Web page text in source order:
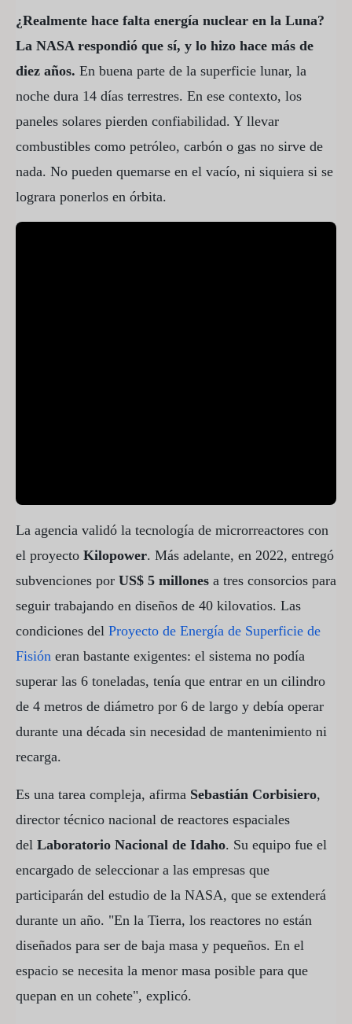
¿Realmente hace falta energía nuclear en la Luna?
La NASA respondió que sí, y lo hizo hace más de
diez años. En buena parte de la superficie lunar, la
noche dura 14 días terrestres. En ese contexto, los
paneles solares pierden confiabilidad. Y llevar
combustibles como petróleo, carbón o gas no sirve de
nada. No pueden quemarse en el vacío, ni siquiera si se
lograra ponerlos en órbita.
La agencia validó la tecnología de microrreactores con
el proyecto Kilopower. Más adelante, en 2022, entregó
subvenciones por US$ 5 millones a tres consorcios para
seguir trabajando en diseños de 40 kilovatios. Las
condiciones del Proyecto de Energía de Superficie de
Fisión eran bastante exigentes: el sistema no podía
superar las 6 toneladas, tenía que entrar en un cilindro
de 4 metros de diámetro por 6 de largo y debía operar
durante una década sin necesidad de mantenimiento ni
recarga.
Es una tarea compleja, afirma Sebastián Corbisiero,
director técnico nacional de reactores espaciales
del Laboratorio Nacional de Idaho. Su equipo fue el
encargado de seleccionar a las empresas que
participarán del estudio de la NASA, que se extenderá
durante un año. "En la Tierra, los reactores no están
diseñados para ser de baja masa y pequeños. En el
espacio se necesita la menor masa posible para que
quepan en un cohete", explicó.